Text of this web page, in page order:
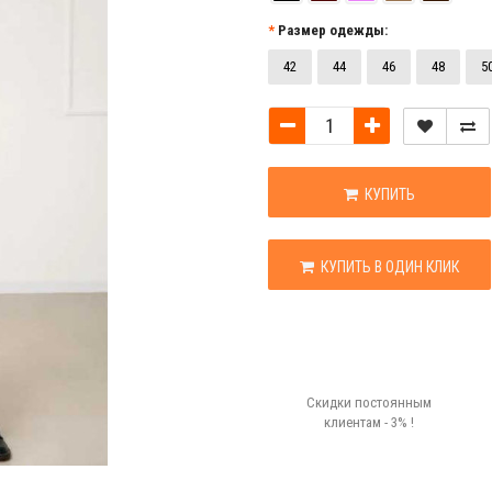
Размер одежды:
42 44 46 48
КУПИТЬ
КУПИТЬ В ОДИН КЛИК
Скидки постоянным
клиентам - 3% !